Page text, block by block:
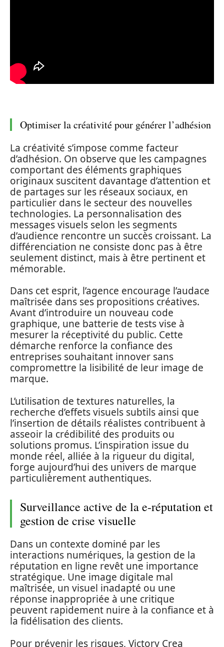
Optimiser la créativité pour générer l’adhésion
La créativité s’impose comme facteur
d’adhésion. On observe que les campagnes
comportant des éléments graphiques
originaux suscitent davantage d’attention et
de partages sur les réseaux sociaux, en
particulier dans le secteur des nouvelles
technologies. La personnalisation des
messages visuels selon les segments
d’audience rencontre un succès croissant. La
différenciation ne consiste donc pas à être
seulement distinct, mais à être pertinent et
mémorable.
Dans cet esprit, l’agence encourage l’audace
maîtrisée dans ses propositions créatives.
Avant d’introduire un nouveau code
graphique, une batterie de tests vise à
mesurer la réceptivité du public. Cette
démarche renforce la confiance des
entreprises souhaitant innover sans
compromettre la lisibilité de leur image de
marque.
L’utilisation de textures naturelles, la
recherche d’effets visuels subtils ainsi que
l’insertion de détails réalistes contribuent à
asseoir la crédibilité des produits ou
solutions promus. L’inspiration issue du
monde réel, alliée à la rigueur du digital,
forge aujourd’hui des univers de marque
particulièrement authentiques.
Surveillance active de la e-réputation et
gestion de crise visuelle
Dans un contexte dominé par les
interactions numériques, la gestion de la
réputation en ligne revêt une importance
stratégique. Une image digitale mal
maîtrisée, un visuel inadapté ou une
réponse inappropriée à une critique
peuvent rapidement nuire à la confiance et à
la fidélisation des clients.
Pour prévenir les risques, Victory Crea